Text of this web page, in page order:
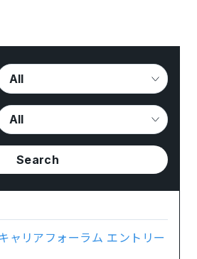
Search
ャリアフォーラム エントリー